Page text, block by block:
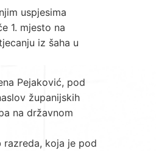
uspjesima
1. mjesto na
iz šaha u
Pejaković, pod
županijskih
na državnom
koja je pod